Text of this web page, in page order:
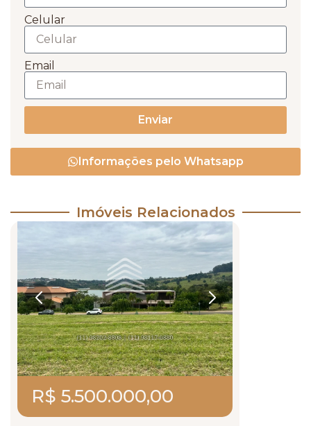
Celular
Email
Enviar
Informações pelo Whatsapp
Imóveis Relacionados
R$ 5.500.000,00